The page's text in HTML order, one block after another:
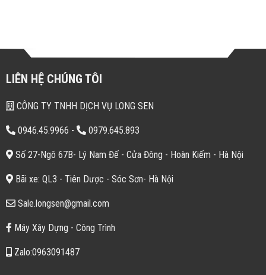
LIÊN HỆ CHÚNG TÔI
CÔNG TY TNHH DỊCH VỤ LONG SEN
0946.45.9966 - 0979.645.893
Số 27-Ngõ 67B- Lý Nam Đế - Cửa Đông - Hoàn Kiếm - Hà Nội
Bãi xe: QL3 - Tiên Dược - Sóc Sơn- Hà Nội
Sale.longsen@gmail.com
Máy Xây Dựng - Công Trình
Zalo:0963091487